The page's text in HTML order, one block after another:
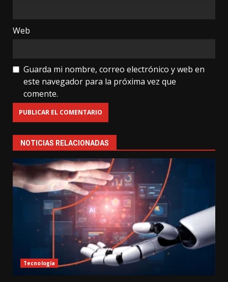
Web
Guarda mi nombre, correo electrónico y web en
este navegador para la próxima vez que
comente.
NOTICIAS RELACIONADAS
Tecnología